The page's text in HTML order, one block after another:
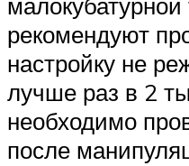
рекомендуют
настройку не
лучше раз в 2
необходимо
после